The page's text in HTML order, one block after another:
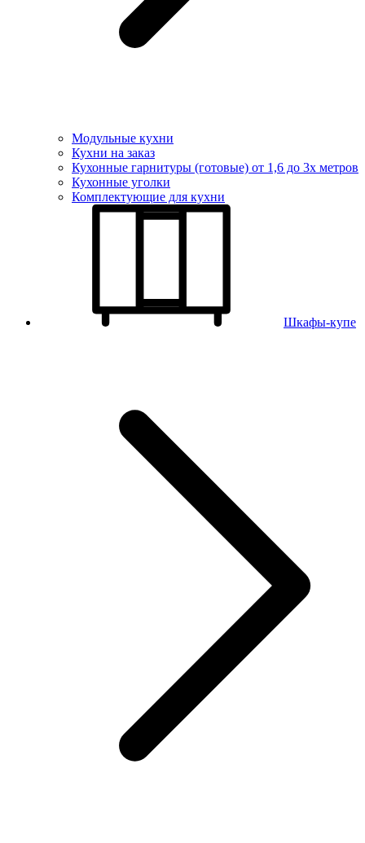
Модульные кухни
Кухни на заказ
Кухонные гарнитуры (готовые) от 1,6 до 3х метров
Кухонные уголки
Комплектующие для кухни
Шкафы-купе